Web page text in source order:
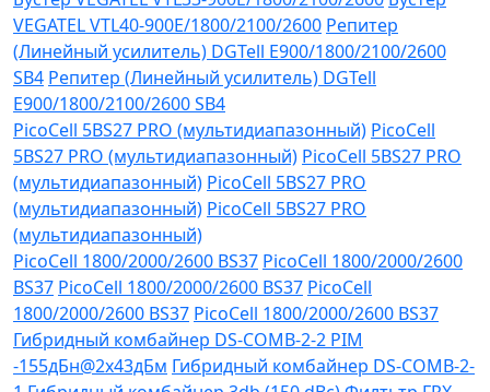
VEGATEL VTL40-900E/1800/2100/2600 Репитер
(Линейный усилитель) DGTell Е900/1800/2100/2600
SB4 Репитер (Линейный усилитель) DGTell
Е900/1800/2100/2600 SB4
PicoCell 5BS27 PRO (мультидиапазонный) PicoCell
5BS27 PRO (мультидиапазонный) PicoCell 5BS27 PRO
(мультидиапазонный) PicoCell 5BS27 PRO
(мультидиапазонный) PicoCell 5BS27 PRO
(мультидиапазонный)
PicoCell 1800/2000/2600 BS37 PicoCell 1800/2000/2600
BS37 PicoCell 1800/2000/2600 BS37 PicoCell
1800/2000/2600 BS37 PicoCell 1800/2000/2600 BS37
Гибридный комбайнер DS-COMB-2-2 PIM
-155дБн@2x43дБм Гибридный комбайнер DS-COMB-2-